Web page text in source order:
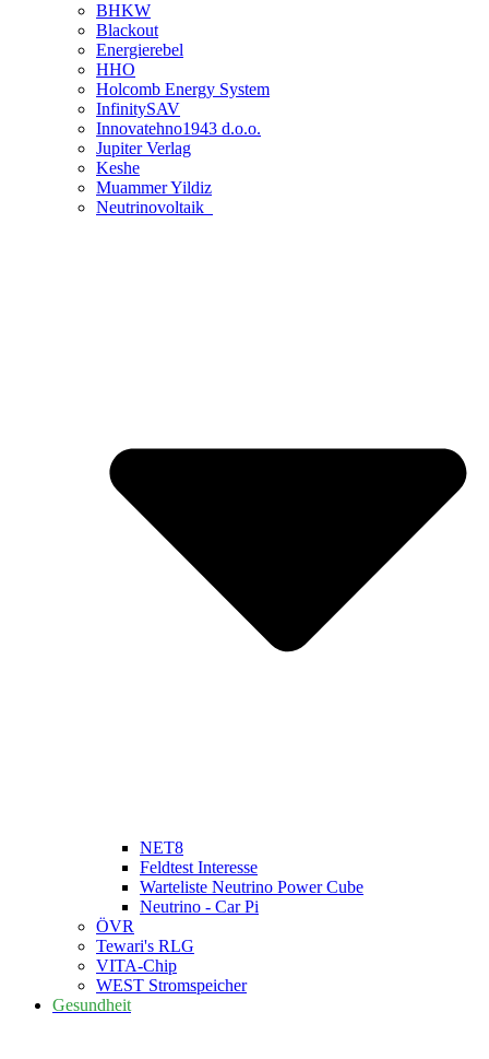
BHKW
Blackout
Energierebel
HHO
Holcomb Energy System
InfinitySAV
Innovatehno1943 d.o.o.
Jupiter Verlag
Keshe
Muammer Yildiz
Neutrinovoltaik
NET8
Feldtest Interesse
Warteliste Neutrino Power Cube
Neutrino - Car Pi
ÖVR
Tewari's RLG
VITA-Chip
WEST Stromspeicher
Gesundheit